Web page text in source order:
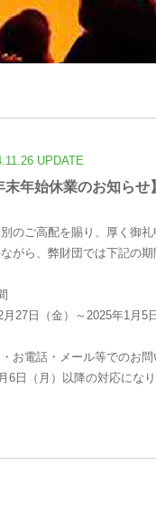
UPDATE
末年始休業のお知らせ】
のご高配を賜り、厚く御礼
がら、弊財団では下記の
月27日（金）～2025年1月5
お電話・メール等でのお問
6日（月）以降の対応にな